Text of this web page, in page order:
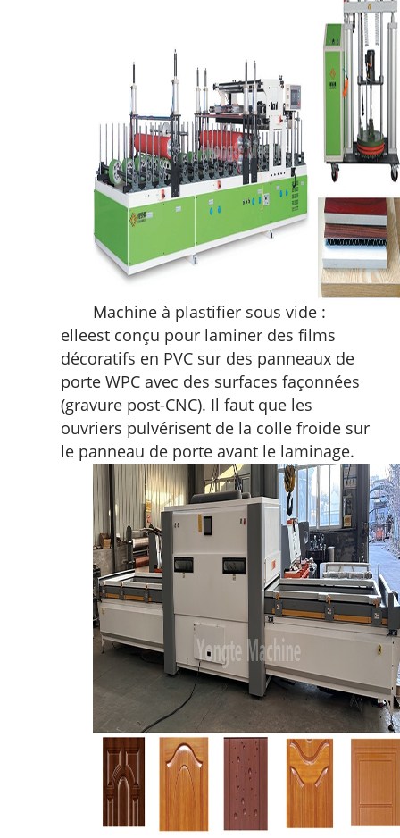
Machine à plastifier sous vide :
elleest conçu pour laminer des films
décoratifs en PVC sur des panneaux de
porte WPC avec des surfaces façonnées
(gravure post-CNC). Il faut que les
ouvriers pulvérisent de la colle froide sur
le panneau de porte avant le laminage.